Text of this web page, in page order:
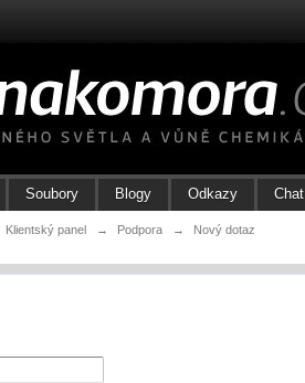
Soubory Blogy Odkazy Chat
Klientský panel → Podpora → Nový dotaz